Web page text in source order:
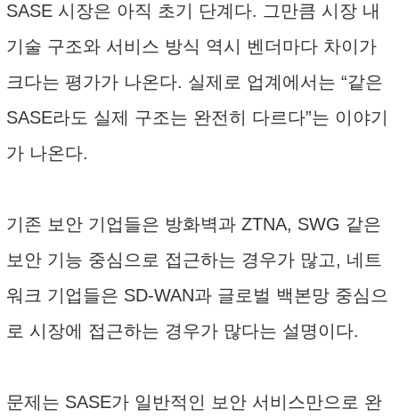
SASE 시장은 아직 초기 단계다. 그만큼 시장 내
기술 구조와 서비스 방식 역시 벤더마다 차이가
크다는 평가가 나온다. 실제로 업계에서는 “같은
SASE라도 실제 구조는 완전히 다르다”는 이야기
가 나온다.
기존 보안 기업들은 방화벽과 ZTNA, SWG 같은
보안 기능 중심으로 접근하는 경우가 많고, 네트
워크 기업들은 SD-WAN과 글로벌 백본망 중심으
로 시장에 접근하는 경우가 많다는 설명이다.
문제는 SASE가 일반적인 보안 서비스만으로 완